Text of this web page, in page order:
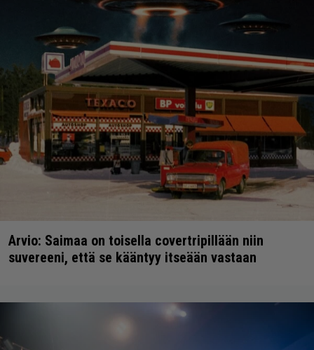
Arvio: Saimaa on toisella covertripillään niin
suvereeni, että se kääntyy itseään vastaan